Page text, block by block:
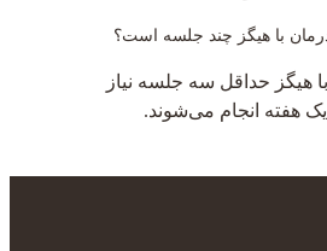
با هیگز چند جلسه است؟
هیگز حداقل سه جلسه نیاز
هفته انجام می‌شوند.